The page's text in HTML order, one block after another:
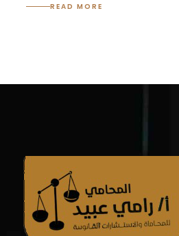
READ MORE